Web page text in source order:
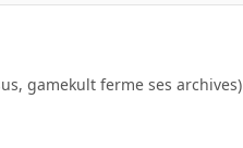
gamekult ferme ses archives)